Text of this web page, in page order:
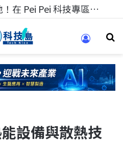
科技人的經驗傳承地！在 Pei Pei 科技專區，與學弟妹交流最硬核的技術
設備與散熱技